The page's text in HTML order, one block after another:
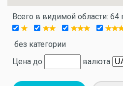
Всего в видимой области: 64
без категории
Цена до
валюта